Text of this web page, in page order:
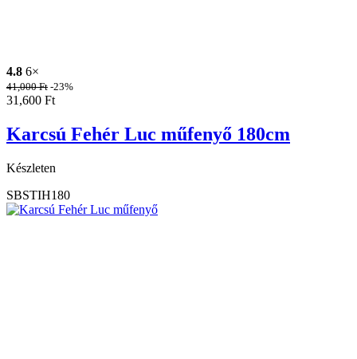
4.8 6×
41,000Ft -23%
31,600 Ft
Karcsú Fehér Luc műfenyő 180cm
Készleten
SBSTIH180